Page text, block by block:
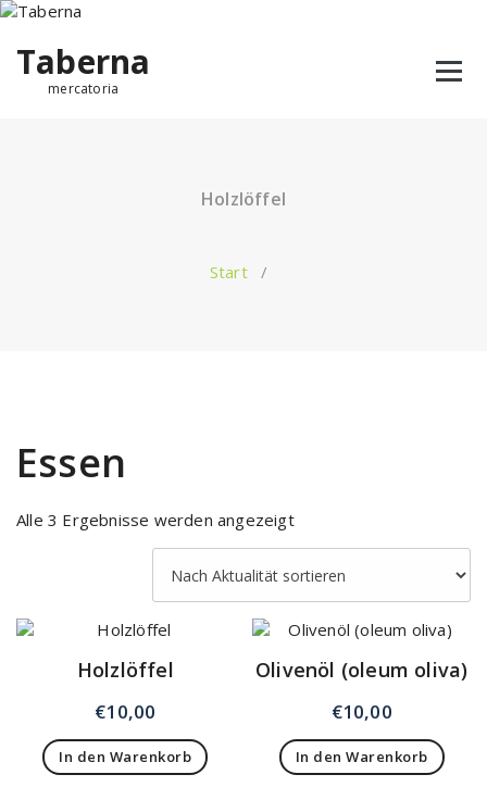
Taberna
mercatoria
Holzlöffel
Start/
Essen
Alle 3 Ergebnisse werden angezeigt
Holzlöffel
€10,00
In den Warenkorb
Olivenöl (oleum oliva)
€10,00
In den Warenkorb